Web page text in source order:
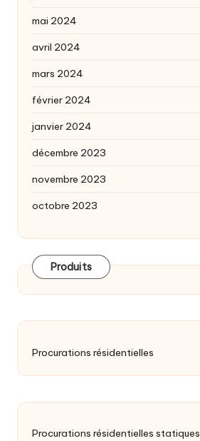
mai 2024
avril 2024
mars 2024
février 2024
janvier 2024
décembre 2023
novembre 2023
octobre 2023
Produits
Procurations résidentielles
Procurations résidentielles statiques